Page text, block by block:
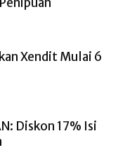
Xendit Mulai 6
Diskon 17% Isi